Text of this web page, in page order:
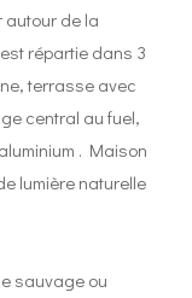
autour de la
répartie dans 3
terrasse avec
central au fuel,
. Maison
lumière naturelle
sauvage ou